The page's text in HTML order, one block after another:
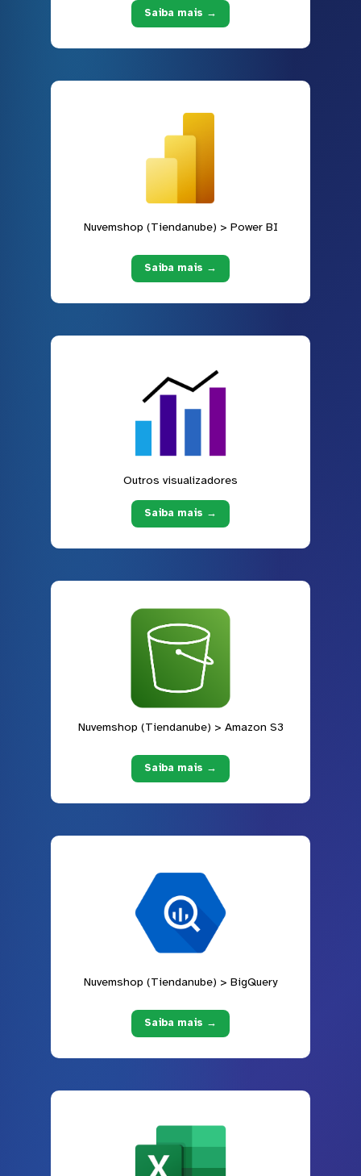
Saiba mais →
Nuvemshop (Tiendanube) > Power BI
Saiba mais →
Outros visualizadores
Saiba mais →
Nuvemshop (Tiendanube) > Amazon S3
Saiba mais →
Nuvemshop (Tiendanube) > BigQuery
Saiba mais →